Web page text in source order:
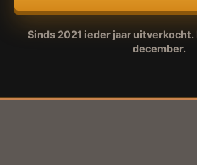
Sinds 2021 ieder jaar
december.